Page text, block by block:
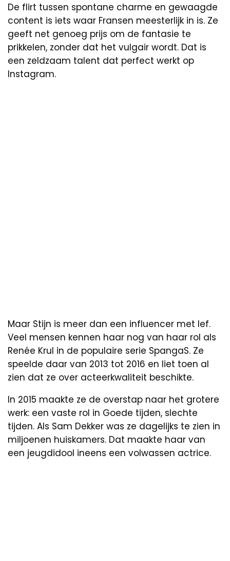
De flirt tussen spontane charme en gewaagde
content is iets waar Fransen meesterlijk in is. Ze
geeft net genoeg prijs om de fantasie te
prikkelen, zonder dat het vulgair wordt. Dat is
een zeldzaam talent dat perfect werkt op
Instagram.
Maar Stijn is meer dan een influencer met lef.
Veel mensen kennen haar nog van haar rol als
Renée Krul in de populaire serie SpangaS. Ze
speelde daar van 2013 tot 2016 en liet toen al
zien dat ze over acteerkwaliteit beschikte.
In 2015 maakte ze de overstap naar het grotere
werk: een vaste rol in Goede tijden, slechte
tijden. Als Sam Dekker was ze dagelijks te zien in
miljoenen huiskamers. Dat maakte haar van
een jeugdidool ineens een volwassen actrice.